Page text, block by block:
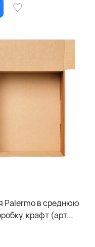
Palermo в среднюю
крафт (арт.